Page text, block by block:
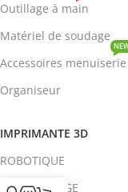
Outillage à main
Matériel de soudage
Accessoires menuiserie
Organiseur
IMPRIMANTE 3D
ROBOTIQUE
PROTOTYPAGE